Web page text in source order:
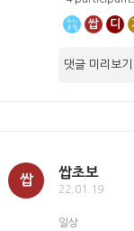
쌉 디
댓글 미리보기
쌉
쌉초보
22.01.19
일상